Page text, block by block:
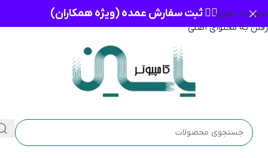
عبور به ناوبری
رفتن به محتوای اصلی
👈🏻 ثبت سفارش عمده (ویژه همکاران)